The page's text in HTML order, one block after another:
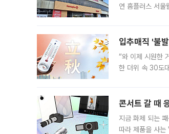
연 홈플러스 서울
입추매직 '불
“와 이제 시원한
한 더위 속 30도
콘서트 갈 때
지금 화제 되는
따라 제품을 사